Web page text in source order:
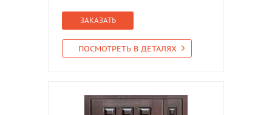
ЗАКАЗАТЬ
ПОСМОТРЕТЬ В ДЕТАЛЯХ